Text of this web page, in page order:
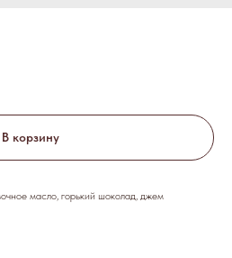
В корзину
масло, горький шоколад, джем